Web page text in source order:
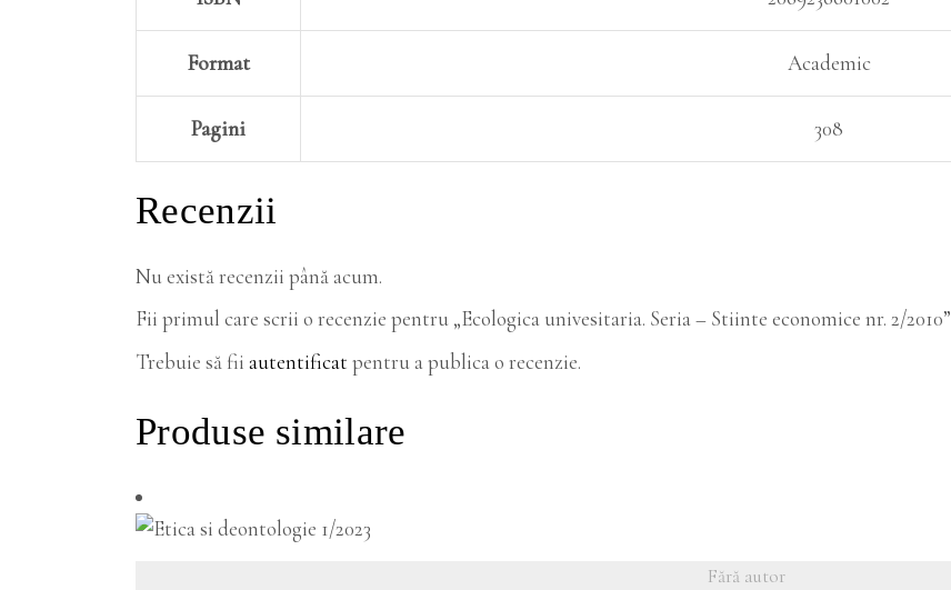
Format Academic
Pagini 308
Recenzii
Nu există recenzii până acum.
Fii primul care scrii o recenzie pentru „Ecologica univesitaria. Seria – Stiinte economice nr. 2/2010”
Trebuie să fii autentificat pentru a publica o recenzie.
Produse similare
Fără autor